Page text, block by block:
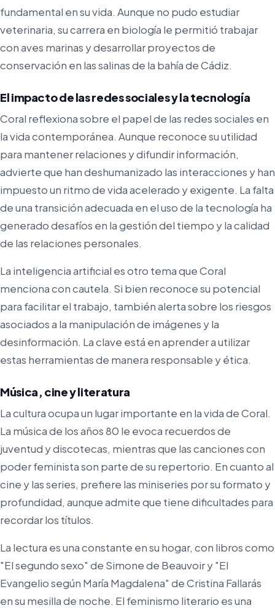
fundamental en su vida. Aunque no pudo estudiar
veterinaria, su carrera en biología le permitió trabajar
con aves marinas y desarrollar proyectos de
conservación en las salinas de la bahía de Cádiz.
El impacto de las redes sociales y la tecnología
Coral reflexiona sobre el papel de las redes sociales en
la vida contemporánea. Aunque reconoce su utilidad
para mantener relaciones y difundir información,
advierte que han deshumanizado las interacciones y han
impuesto un ritmo de vida acelerado y exigente. La falta
de una transición adecuada en el uso de la tecnología ha
generado desafíos en la gestión del tiempo y la calidad
de las relaciones personales.
La inteligencia artificial es otro tema que Coral
menciona con cautela. Si bien reconoce su potencial
para facilitar el trabajo, también alerta sobre los riesgos
asociados a la manipulación de imágenes y la
desinformación. La clave está en aprender a utilizar
estas herramientas de manera responsable y ética.
Música, cine y literatura
La cultura ocupa un lugar importante en la vida de Coral.
La música de los años 80 le evoca recuerdos de
juventud y discotecas, mientras que las canciones con
poder feminista son parte de su repertorio. En cuanto al
cine y las series, prefiere las miniseries por su formato y
profundidad, aunque admite que tiene dificultades para
recordar los títulos.
La lectura es una constante en su hogar, con libros como
"El segundo sexo" de Simone de Beauvoir y "El
Evangelio según María Magdalena" de Cristina Fallarás
en su mesilla de noche. El feminismo literario es una